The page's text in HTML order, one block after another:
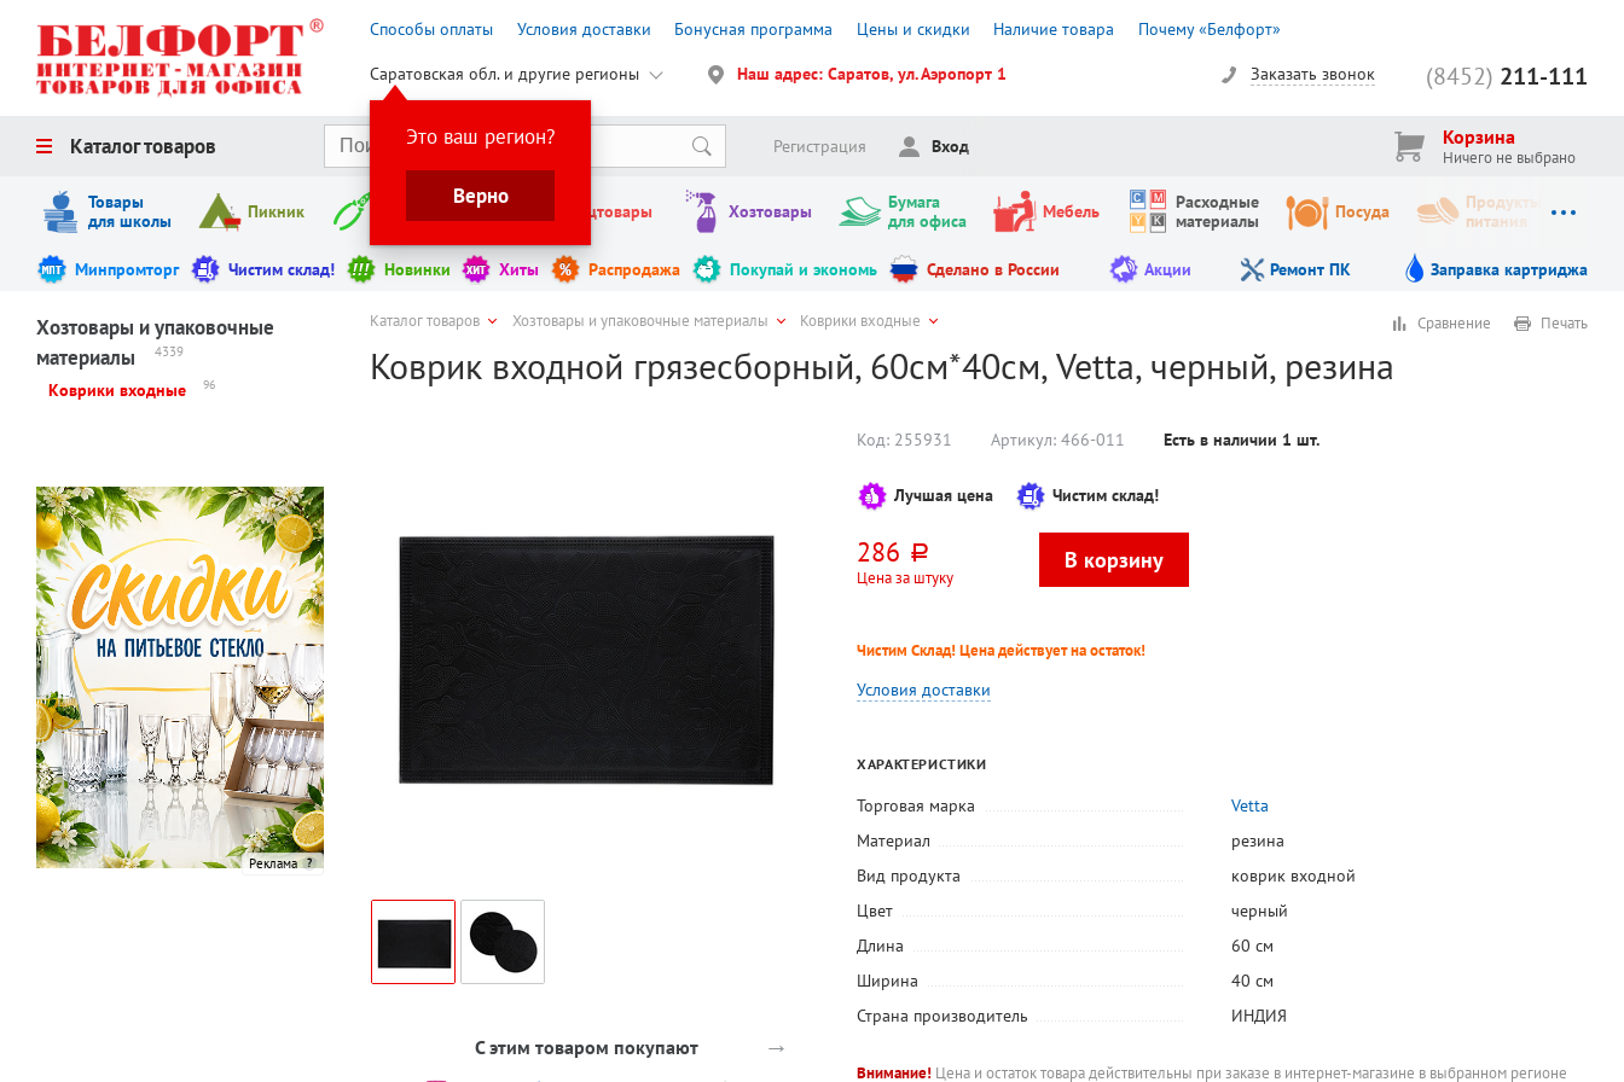
Способы оплаты Условия доставки Бонусная программа Цены и скидки Наличие товара Почему «Белфорт»
Саратовская обл. и другие регионы
Это ваш регион?
Верно
Наш адрес: Саратов, ул. Аэропорт 1 (8452) 211-111
Заказать звонок
Каталог товаров Регистрация Вход Корзина
Ничего не выбрано
Товары
для школы
Пикник Инструменты Канцтовары Хозтовары
Бумага
для офиса
Мебель
Расходные
материалы
Посуда
Продукты
питания
Минпромторг Чистим склад! Новинки Хиты Распродажа Покупай и экономь Сделано в России Акции Ремонт ПК Заправка картриджа
Хозтовары и упаковочные
материалы
4339
Коврики входные 96
Реклама
Каталог товаров Хозтовары и упаковочные материалы Коврики входные
Коврик входной грязесборный, 60см*40см, Vetta, черный, резина
Сравнение Печать
С этим товаром покупают →
Код: 255931 Артикул:466-011 Есть в наличии 1 шт.
Лучшая цена Чистим склад!
286 руб.
Цена за штуку
Чистим Склад! Цена действует на остаток!
Условия доставки
ХАРАКТЕРИСТИКИ
Торговая марка
Vetta
Материал
резина
Вид продукта
коврик входной
Цвет
черный
Длина
60 см
Ширина
40 см
Страна производитель
ИНДИЯ
Внимание! Цена и остаток товара действительны при заказе в интернет-магазине в выбранном регионе